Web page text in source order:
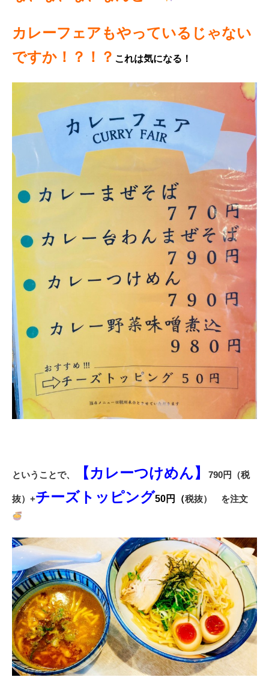
カレーフェアもやっているじゃない
ですか！？！？ これは気になる！
ということで、 【カレーつけめん】 790円（税
抜）+チーズトッピング50円 （税抜） を注文